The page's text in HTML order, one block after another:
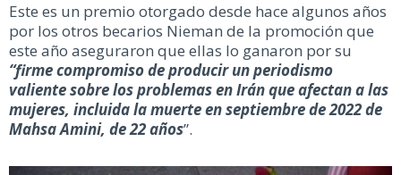
Este es un premio otorgado desde hace algunos años
por los otros becarios Nieman de la promoción que
este año aseguraron que ellas lo ganaron por su
“firme compromiso de producir un periodismo
valiente sobre los problemas en Irán que afectan a las
mujeres, incluida la muerte en septiembre de 2022 de
Mahsa Amini, de 22 años”.